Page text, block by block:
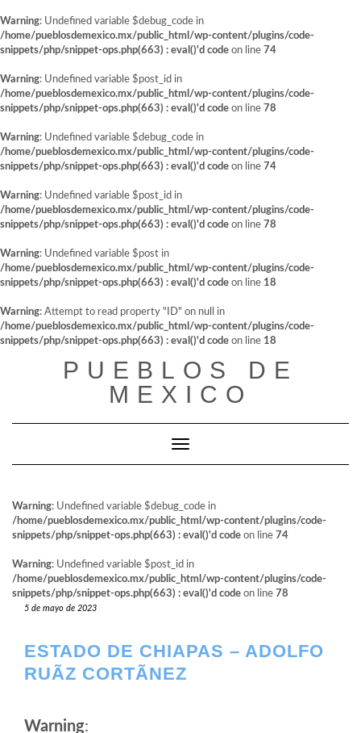
Warning: Undefined variable $debug_code in
/home/pueblosdemexico.mx/public_html/wp-content/plugins/code-
snippets/php/snippet-ops.php(663) : eval()'d code on line 74
Warning: Undefined variable $post_id in
/home/pueblosdemexico.mx/public_html/wp-content/plugins/code-
snippets/php/snippet-ops.php(663) : eval()'d code on line 78
Warning: Undefined variable $debug_code in
/home/pueblosdemexico.mx/public_html/wp-content/plugins/code-
snippets/php/snippet-ops.php(663) : eval()'d code on line 74
Warning: Undefined variable $post_id in
/home/pueblosdemexico.mx/public_html/wp-content/plugins/code-
snippets/php/snippet-ops.php(663) : eval()'d code on line 78
Warning: Undefined variable $post in
/home/pueblosdemexico.mx/public_html/wp-content/plugins/code-
snippets/php/snippet-ops.php(663) : eval()'d code on line 18
Warning: Attempt to read property "ID" on null in
/home/pueblosdemexico.mx/public_html/wp-content/plugins/code-
snippets/php/snippet-ops.php(663) : eval()'d code on line 18
PUEBLOS DE
MEXICO
Cambiar modo de navegación
Warning: Undefined variable $debug_code in
/home/pueblosdemexico.mx/public_html/wp-content/plugins/code-
snippets/php/snippet-ops.php(663) : eval()'d code on line 74
Warning: Undefined variable $post_id in
/home/pueblosdemexico.mx/public_html/wp-content/plugins/code-
snippets/php/snippet-ops.php(663) : eval()'d code on line 78
5 de mayo de 2023
ESTADO DE CHIAPAS – ADOLFO
RUÃ­Z CORTÃ­NEZ
Warning: